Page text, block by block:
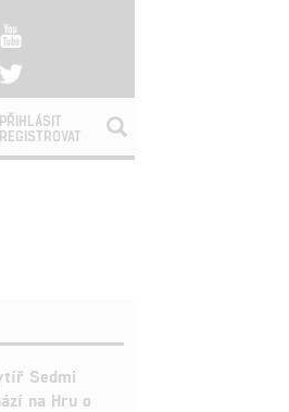
PŘIHLÁSIT
REGISTROVAT
Sedmi
na Hru o